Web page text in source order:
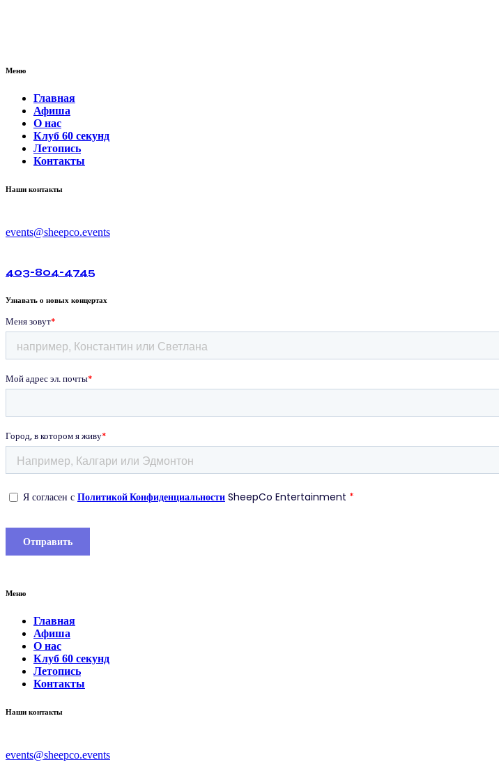
Меню
Главная
Афиша
О нас
Клуб 60 секунд
Летопись
Контакты
Наши контакты
events@sheepco.events
403-804-4745
Узнавать о новых концертах
Меню
Главная
Афиша
О нас
Клуб 60 секунд
Летопись
Контакты
Наши контакты
events@sheepco.events